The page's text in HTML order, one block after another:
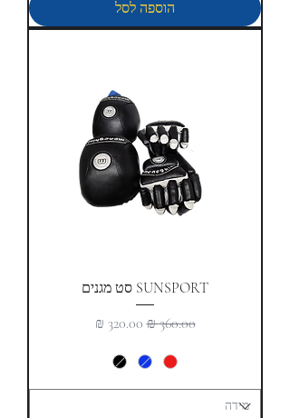
הוספה לסל
SUNSPORT סט מגנים
מחיר רגיל‏360.00 ‏₪ מחיר מבצע